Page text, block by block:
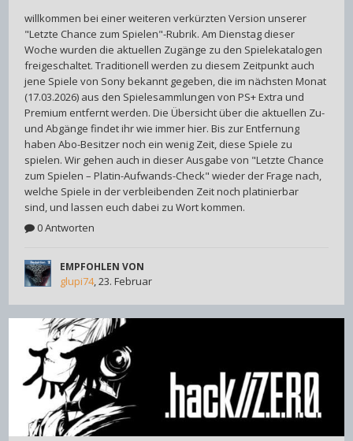
willkommen bei einer weiteren verkürzten Version unserer
"Letzte Chance zum Spielen"-Rubrik. Am Dienstag dieser
Woche wurden die aktuellen Zugänge zu den Spielekatalogen
freigeschaltet. Traditionell werden zu diesem Zeitpunkt auch
jene Spiele von Sony bekannt gegeben, die im nächsten Monat
(17.03.2026) aus den Spielesammlungen von PS+ Extra und
Premium entfernt werden. Die Übersicht über die aktuellen Zu-
und Abgänge findet ihr wie immer hier. Bis zur Entfernung
haben Abo-Besitzer noch ein wenig Zeit, diese Spiele zu
spielen. Wir gehen auch in dieser Ausgabe von "Letzte Chance
zum Spielen – Platin-Aufwands-Check" wieder der Frage nach,
welche Spiele in der verbleibenden Zeit noch platinierbar
sind, und lassen euch dabei zu Wort kommen.
0 Antworten
EMPFOHLEN VON
glupi74,23. Februar